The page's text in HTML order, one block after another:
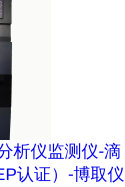
析仪监测仪-滴
认证）-博取仪